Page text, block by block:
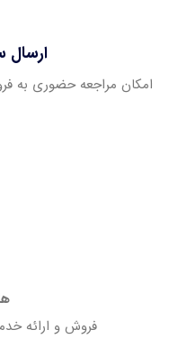
امکان مراجعه حضوری به
فروش و ارائه